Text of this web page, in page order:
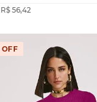
R$ 56,42
OFF